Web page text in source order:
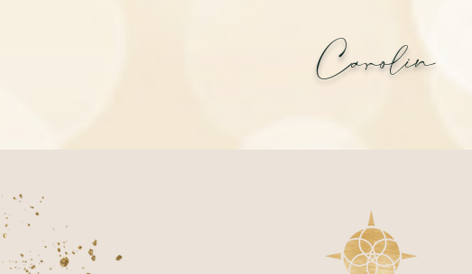
Carolin